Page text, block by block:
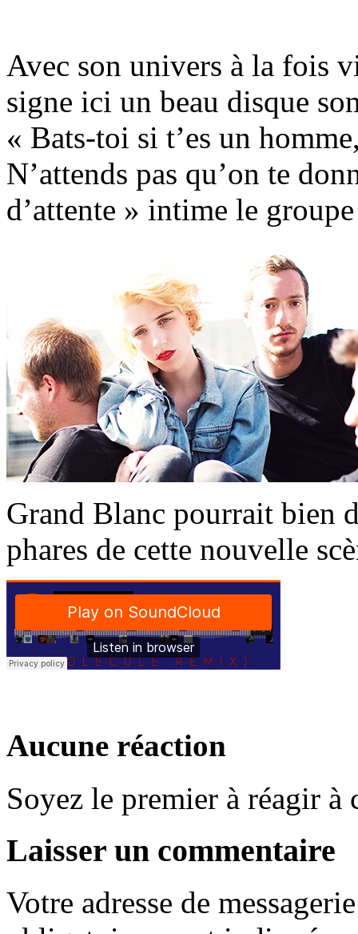
Avec son univers à la fois
signe ici un beau disque
« Bats-toi si t’es un
N’attends pas qu’on te
d’attente » intime le
Grand Blanc pourrait bien
phares de cette nouvelle
Aucune réaction
Soyez le premier à réagir à
Laisser un commentaire
Votre adresse de